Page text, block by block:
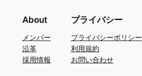
About
メンバー
沿革
採用情報
プライバシー
プライバシーポリシー
利用規約
お問い合わせ